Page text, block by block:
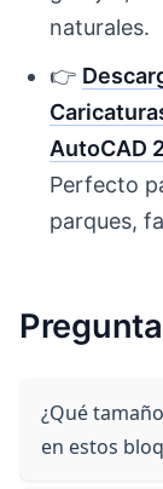
naturales.
👉
AutoCAD
Perfecto
parques,
¿Qué
en estos